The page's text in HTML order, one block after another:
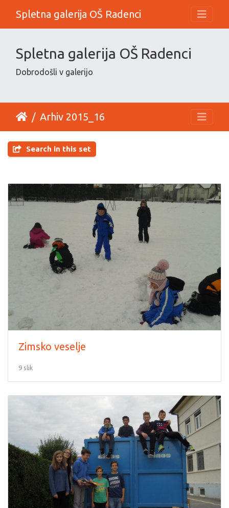
Spletna galerija OŠ Radenci
Spletna galerija OŠ Radenci
Dobrodošli v galerijo
Arhiv 2015_16
Search in this set
Zimsko veselje
9 slik